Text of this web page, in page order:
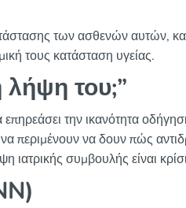
των ασθενών αυτών,
τους κατάσταση υγείας.
του;”
την ικανότητα
να περιμένουν να δουν πώς
συμβουλής είναι